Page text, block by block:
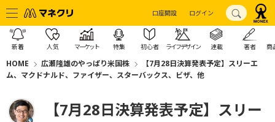
口座開設 ログイン
新着 人気 マーケット 特集 初心者 ライフデザイン 連載 著者 商
HOME 広瀬隆雄のやっぱり米国株
【7月28日決算発表予定】スリーエ
ム、マクドナルド、ファイザー、スターバックス、ビザ、他
【7月28日決算発表予定】スリー